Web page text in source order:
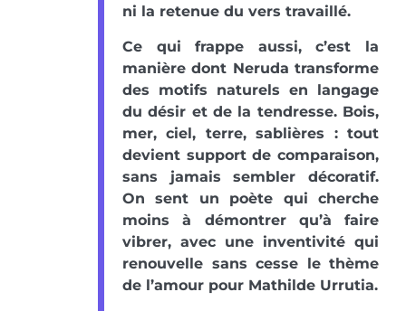
ni la retenue du vers travaillé.
Ce qui frappe aussi, c’est la
manière dont Neruda transforme
des motifs naturels en langage
du désir et de la tendresse. Bois,
mer, ciel, terre, sablières : tout
devient support de comparaison,
sans jamais sembler décoratif.
On sent un poète qui cherche
moins à démontrer qu’à faire
vibrer, avec une inventivité qui
renouvelle sans cesse le thème
de l’amour pour Mathilde Urrutia.